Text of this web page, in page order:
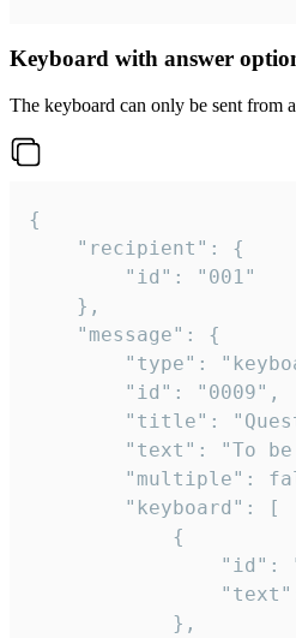
Keyboard with answer
The keyboard can only be sent from
{